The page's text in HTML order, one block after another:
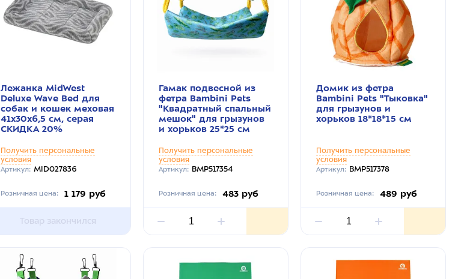
Лежанка MidWest
Deluxe Wave Bed для
собак и кошек меховая
41х30х6,5 см, серая
СКИДКА 20%
Получить персональные
условия
Артикул: MID027836
Розничная цена: 1 179 руб
Товар закончился
Гамак подвесной из
фетра Bambini Pets
"Квадратный спальный
мешок" для грызунов
и хорьков 25*25 см
Получить персональные
условия
Артикул: BMP517354
Розничная цена: 483 руб
Домик из фетра
Bambini Pets "Тыковка"
для грызунов и
хорьков 18*18*15 см
Получить персональные
условия
Артикул: BMP517378
Розничная цена: 489 руб